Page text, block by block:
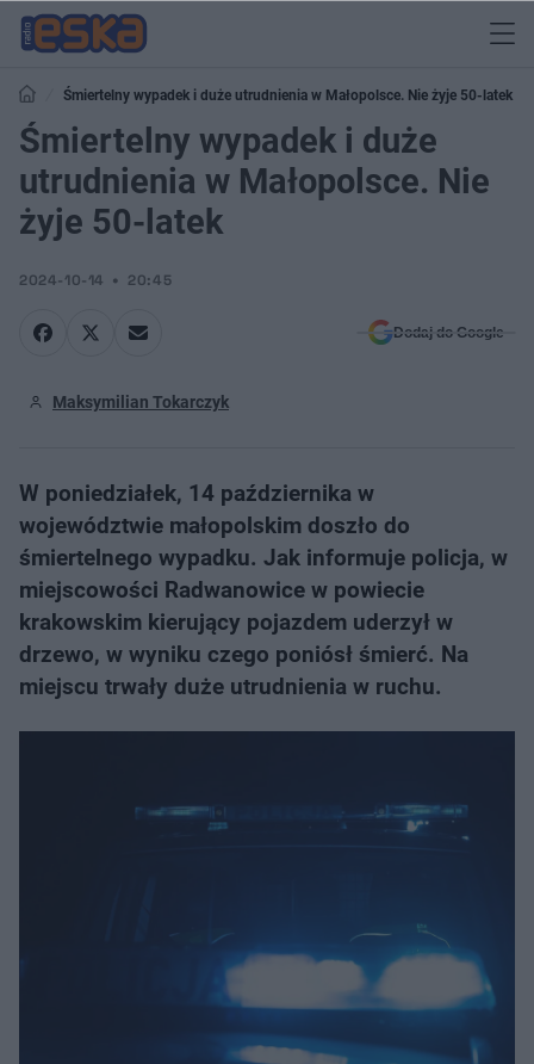
Śmiertelny wypadek i duże utrudnienia w Małopolsce. Nie żyje 50-latek
Śmiertelny wypadek i duże
utrudnienia w Małopolsce. Nie
żyje 50-latek
2024-10-14 20:45
Dodaj do Google
Maksymilian Tokarczyk
W poniedziałek, 14 października w
województwie małopolskim doszło do
śmiertelnego wypadku. Jak informuje policja, w
miejscowości Radwanowice w powiecie
krakowskim kierujący pojazdem uderzył w
drzewo, w wyniku czego poniósł śmierć. Na
miejscu trwały duże utrudnienia w ruchu.